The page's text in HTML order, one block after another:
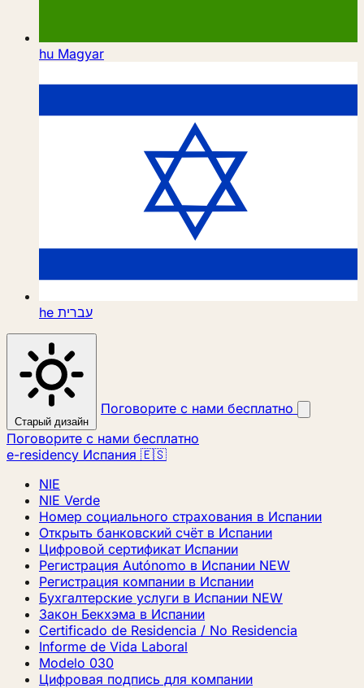
hu Magyar
he עברית
Старый дизайн
Поговорите с нами бесплатно
Поговорите с нами бесплатно
e-residency Испания 🇪🇸
NIE
NIE Verde
Номер социального страхования в Испании
Открыть банковский счёт в Испании
Цифровой сертификат Испании
Регистрация Autónomo в Испании NEW
Регистрация компании в Испании
Бухгалтерские услуги в Испании NEW
Закон Бекхэма в Испании
Certificado de Residencia / No Residencia
Informe de Vida Laboral
Modelo 030
Цифровая подпись для компании